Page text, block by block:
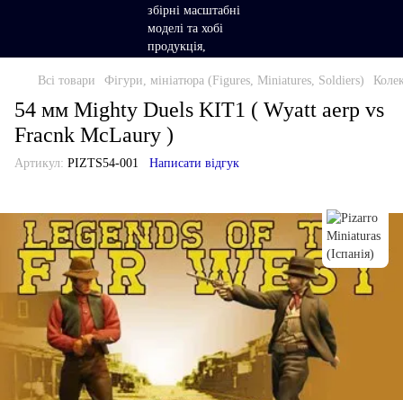
Всі товари Фігури, мініатюра (Figures, Miniatures, Soldiers)
54 мм Mighty Duels KIT1 ( Wyatt aerp vs
Fracnk McLaury )
Артикул: PIZTS54-001 Написати відгук